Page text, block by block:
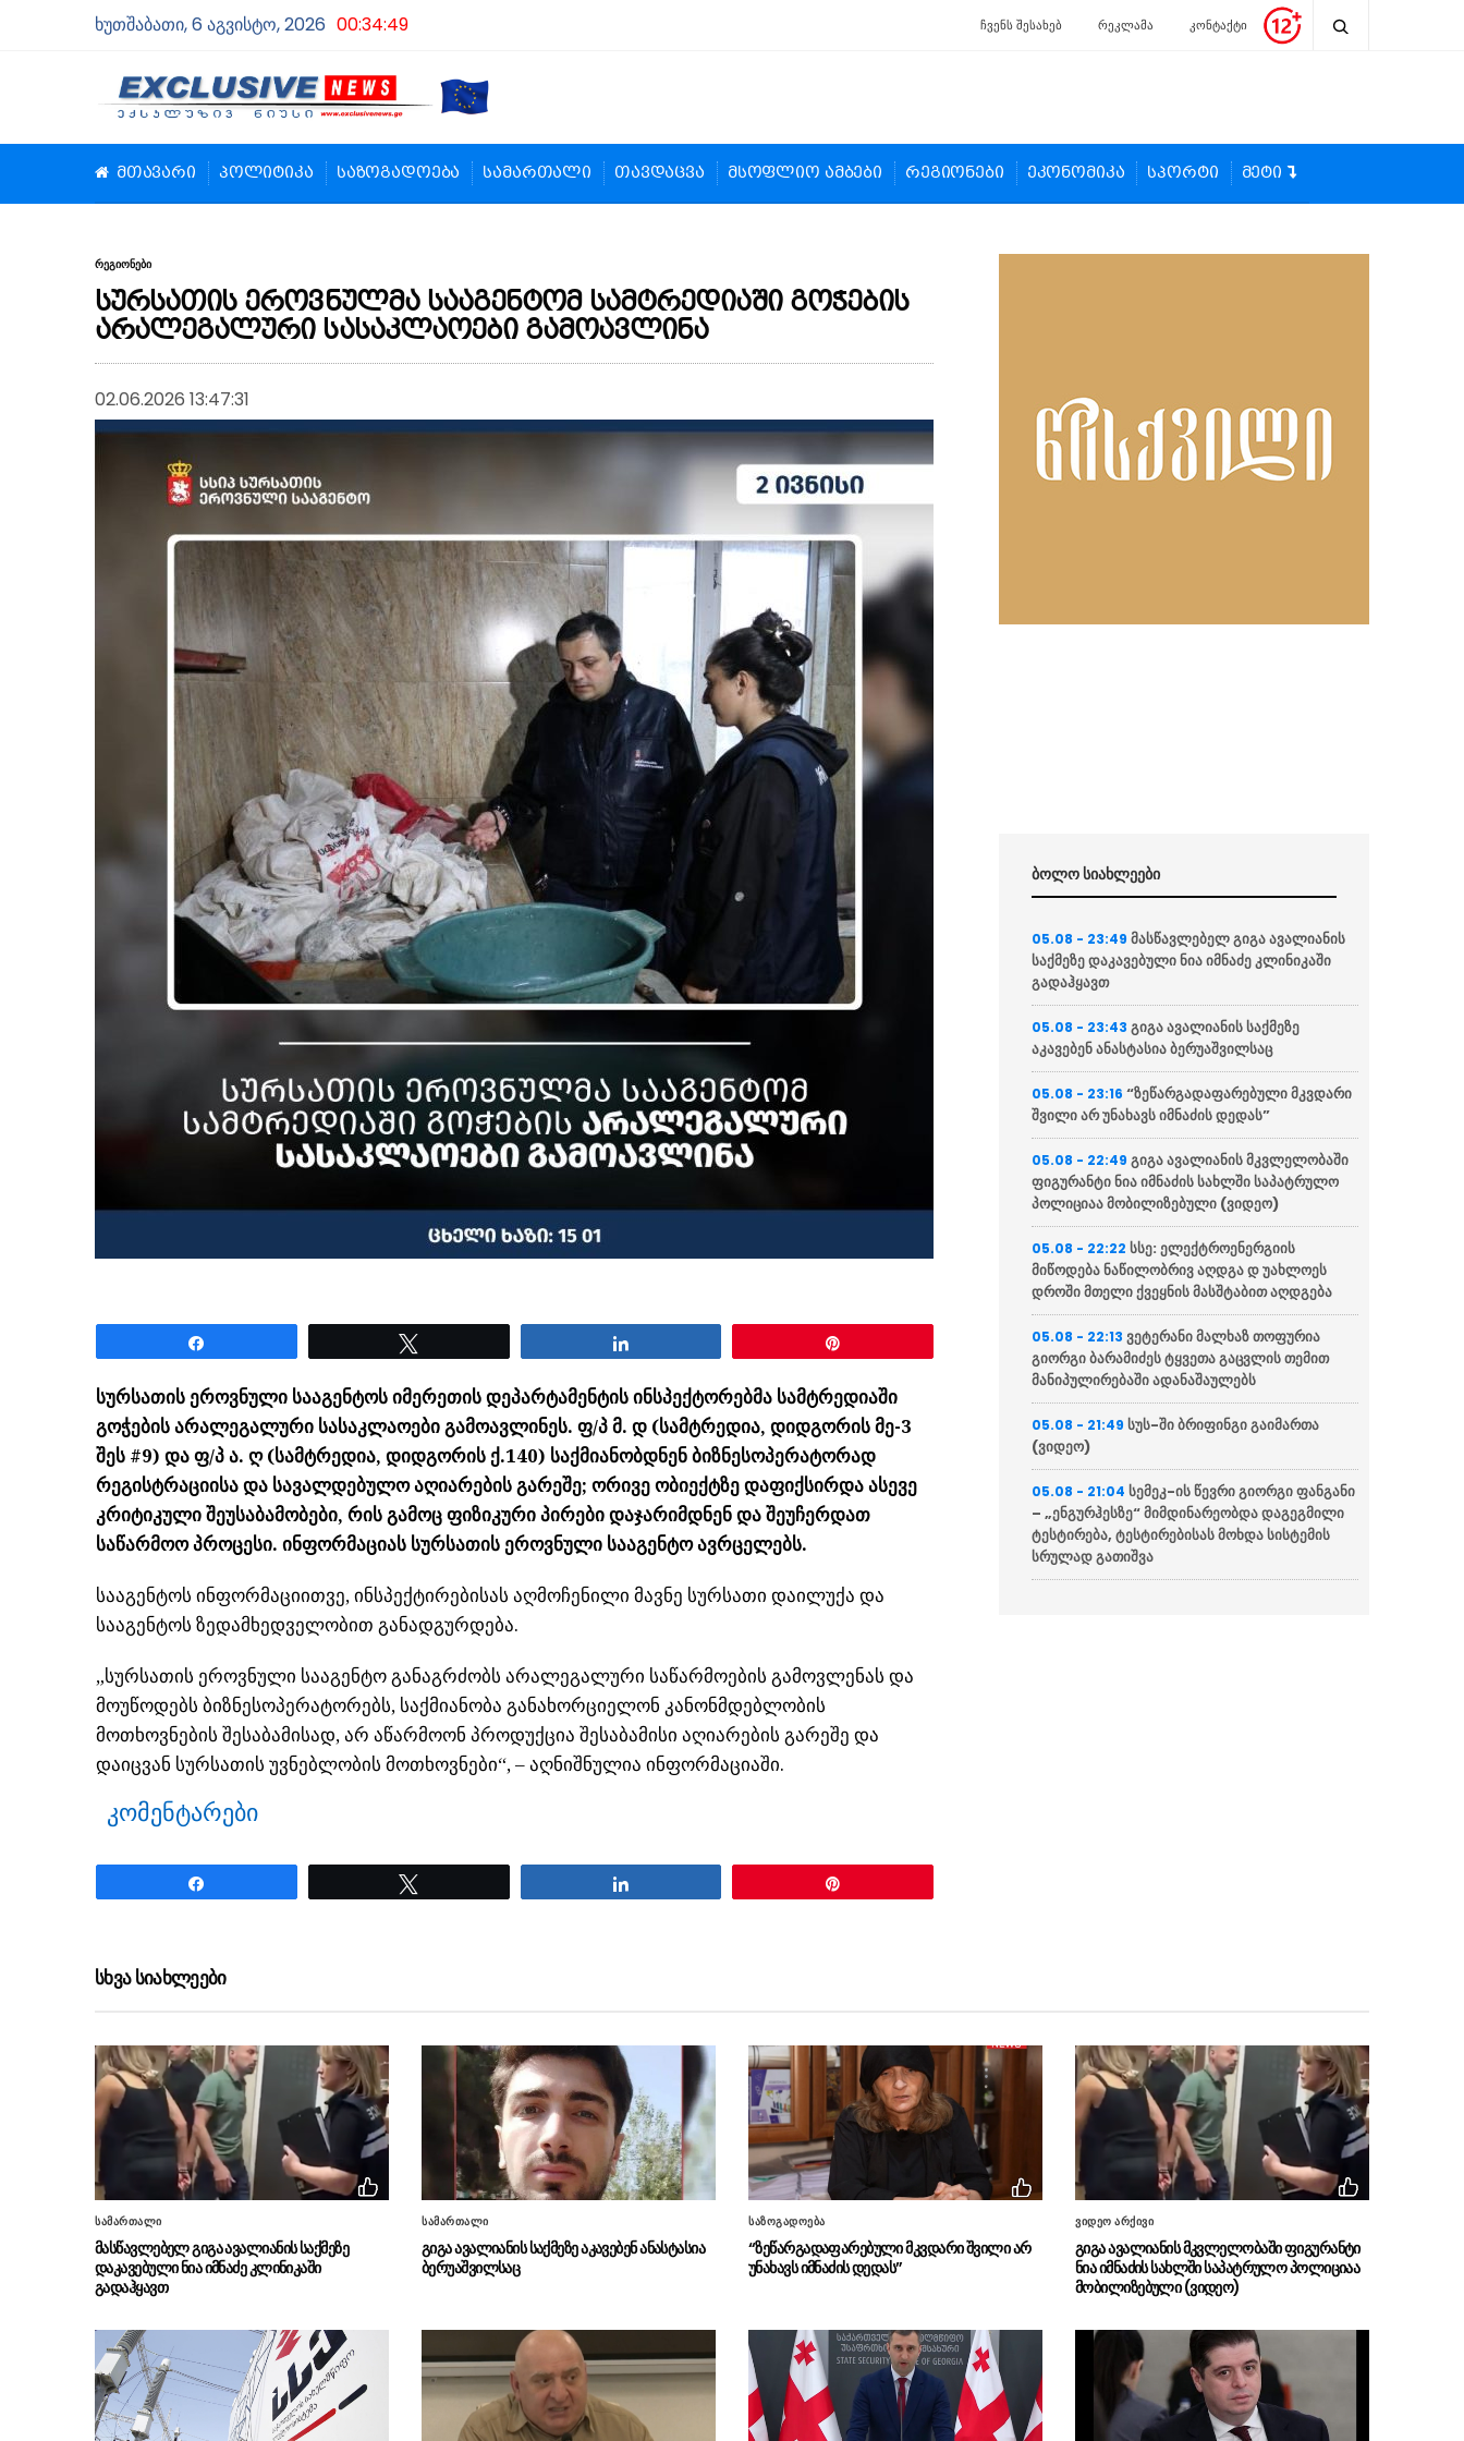
ხუთშაბათი, 6 აგვისტო, 2026 00:34:50 ჩვენს შესახებ რეკლამა კონტაქტი
მთავარი პოლიტიკა საზოგადოება სამართალი თავდაცვა მსოფლიო ამბები რეგიონები ეკონომიკა სპორტი მეტი
რეგიონები
სურსათის ეროვნულმა სააგენტომ სამტრედიაში გოჭების
არალეგალური სასაკლაოები გამოავლინა
02.06.2026 13:47:31
სურსათის ეროვნული სააგენტოს იმერეთის დეპარტამენტის ინსპექტორებმა სამტრედიაში
გოჭების არალეგალური სასაკლაოები გამოავლინეს. ფ/პ მ. დ (სამტრედია, დიდგორის მე-3
შეს #9) და ფ/პ ა. ღ (სამტრედია, დიდგორის ქ.140) საქმიანობდნენ ბიზნესოპერატორად
რეგისტრაციისა და სავალდებულო აღიარების გარეშე; ორივე ობიექტზე დაფიქსირდა ასევე
კრიტიკული შეუსაბამობები, რის გამოც ფიზიკური პირები დაჯარიმდნენ და შეუჩერდათ
საწარმოო პროცესი. ინფორმაციას სურსათის ეროვნული სააგენტო ავრცელებს.
სააგენტოს ინფორმაციითვე, ინსპექტირებისას აღმოჩენილი მავნე სურსათი დაილუქა და
სააგენტოს ზედამხედველობით განადგურდება.
„სურსათის ეროვნული სააგენტო განაგრძობს არალეგალური საწარმოების გამოვლენას და
მოუწოდებს ბიზნესოპერატორებს, საქმიანობა განახორციელონ კანონმდებლობის
მოთხოვნების შესაბამისად, არ აწარმოონ პროდუქცია შესაბამისი აღიარების გარეშე და
დაიცვან სურსათის უვნებლობის მოთხოვნები“, – აღნიშნულია ინფორმაციაში.
კომენტარები
ბოლო სიახლეები
05.08 - 23:49მასწავლებელ გიგა ავალიანის
საქმეზე დაკავებული ნია იმნაძე კლინიკაში
გადაჰყავთ
05.08 - 23:43გიგა ავალიანის საქმეზე
აკავებენ ანასტასია ბერუაშვილსაც
05.08 - 23:16“ზეწარგადაფარებული მკვდარი
შვილი არ უნახავს იმნაძის დედას”
05.08 - 22:49გიგა ავალიანის მკვლელობაში
ფიგურანტი ნია იმნაძის სახლში საპატრულო
პოლიციაა მობილიზებული (ვიდეო)
05.08 - 22:22სსე: ელექტროენერგიის
მიწოდება ნაწილობრივ აღდგა დ უახლოეს
დროში მთელი ქვეყნის მასშტაბით აღდგება
05.08 - 22:13ვეტერანი მალხაზ თოფურია
გიორგი ბარამიძეს ტყვეთა გაცვლის თემით
მანიპულირებაში ადანაშაულებს
05.08 - 21:49სუს-ში ბრიფინგი გაიმართა
(ვიდეო)
05.08 - 21:04სემეკ-ის წევრი გიორგი ფანგანი
– „ენგურჰესზე“ მიმდინარეობდა დაგეგმილი
ტესტირება, ტესტირებისას მოხდა სისტემის
სრულად გათიშვა
05.08 - 19:47პროკურატურამ ბაგა-ბაღებში,
საქონლის ხორცის ნაცვლად, ცხენის ხორცის
შეტანის ფაქტებზე ორ მოქალაქეს ბრალდება
წარუდგინა
05.08 - 18:42
მამაკაცი რომელიც ურეკის
სანაპიროსთან, ზღვაში მყოფ მოქალაქეებს
საფრთხეს უქმნიდა, ადმინისტრაციული წესით
დააკავეს და დააჯარიმეს
05.08 - 18:39პრემიერ-მინისტრი სამძიმრის
წერილს აქვეყნებს
05.08 - 17:51„ნაციონალური მოძრაობის”
ყრილობა მიმდინარეობს – ყრილობაზე
მიხეილ სააკაშვილის აუდიო და წერილობითი
მიმართვები მოისმინეს
სხვა სიახლეები
სამართალი
მასწავლებელ გიგა ავალიანის საქმეზე
დაკავებული ნია იმნაძე კლინიკაში
გადაჰყავთ
სამართალი
გიგა ავალიანის საქმეზე აკავებენ ანასტასია
ბერუაშვილსაც
საზოგადოება
“ზეწარგადაფარებული მკვდარი შვილი არ
უნახავს იმნაძის დედას”
ვიდეო არქივი
გიგა ავალიანის მკვლელობაში ფიგურანტი
ნია იმნაძის სახლში საპატრულო პოლიციაა
მობილიზებული (ვიდეო)